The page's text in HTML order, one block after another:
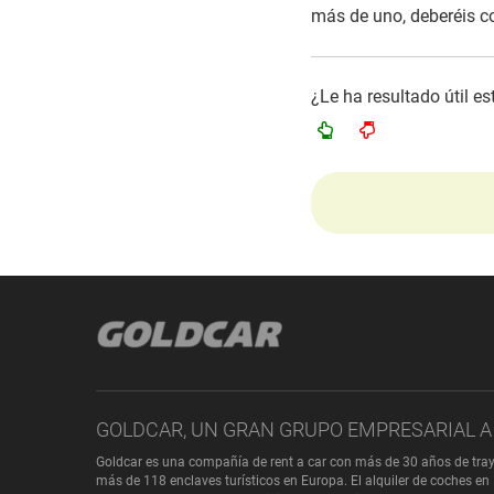
más de uno, deberéis
¿Le ha resultado útil
GOLDCAR, UN GRAN GRUPO EMPRESARIAL
Goldcar es una compañía de rent a car con más de 30 años de
más de 118 enclaves turísticos en Europa. El alquiler de coches